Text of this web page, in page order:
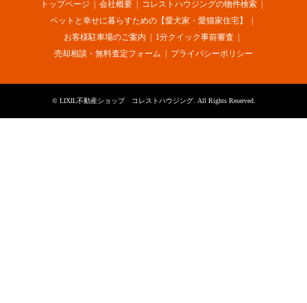
トップページ 会社概要
コレストハウジングの物件検索
ペットと幸せに暮らすための【愛犬家・愛猫家住宅】
お客様駐車場のご案内
1分クイック事前審査
売却相談・無料査定フォーム
プライバシーポリシー
© LIXIL不動産ショップ コレストハウジング. All Rights Reserved.